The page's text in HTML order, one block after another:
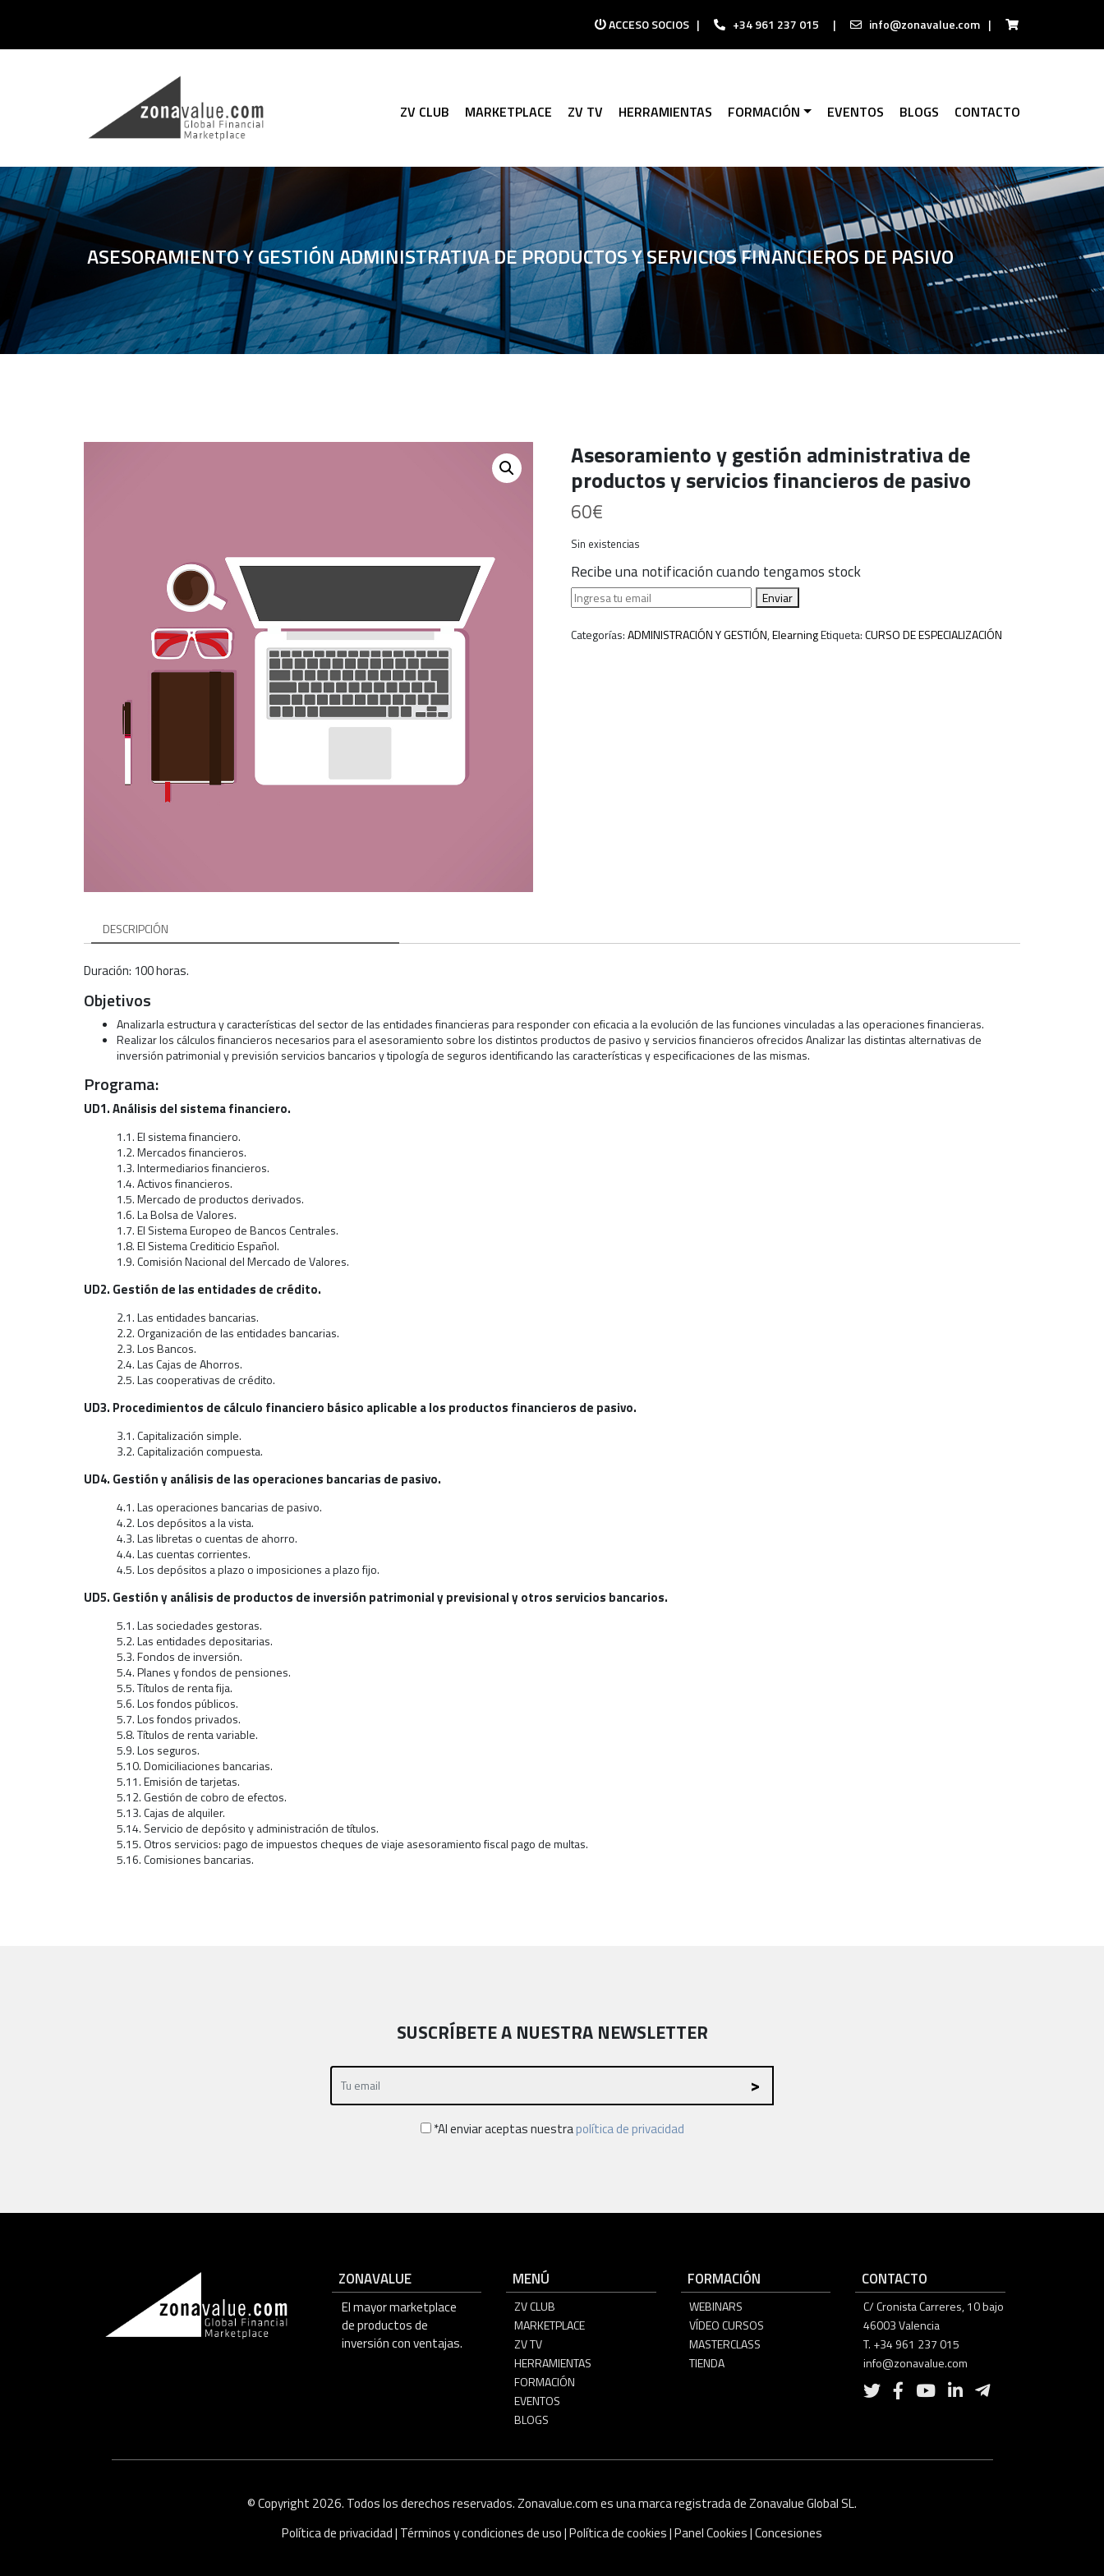
ACCESO SOCIOS | +34 961 237 015 | info@zonavalue.com |
ZV CLUB MARKETPLACE ZV TV HERRAMIENTAS FORMACIÓN EVENTOS BLOGS CONTACTO
ASESORAMIENTO Y GESTIÓN ADMINISTRATIVA DE PRODUCTOS Y SERVICIOS FINANCIEROS DE PASIVO
Asesoramiento y gestión administrativa de
productos y servicios financieros de pasivo
60€
Sin existencias
Recibe una notificación cuando tengamos stock
Enviar
Categorías:ADMINISTRACIÓN Y GESTIÓN,ElearningEtiqueta:CURSO DE ESPECIALIZACIÓN
DESCRIPCIÓN
Duración: 100 horas.
Objetivos
Analizarla estructura y características del sector de las entidades financieras para responder con eficacia a la evolución de las funciones vinculadas a las operaciones financieras.
Realizar los cálculos financieros necesarios para el asesoramiento sobre los distintos productos de pasivo y servicios financieros ofrecidos Analizar las distintas alternativas de
inversión patrimonial y previsión servicios bancarios y tipología de seguros identificando las características y especificaciones de las mismas.
Programa:
UD1. Análisis del sistema financiero.
1.1. El sistema financiero.
1.2. Mercados financieros.
1.3. Intermediarios financieros.
1.4. Activos financieros.
1.5. Mercado de productos derivados.
1.6. La Bolsa de Valores.
1.7. El Sistema Europeo de Bancos Centrales.
1.8. El Sistema Crediticio Español.
1.9. Comisión Nacional del Mercado de Valores.
UD2. Gestión de las entidades de crédito.
2.1. Las entidades bancarias.
2.2. Organización de las entidades bancarias.
2.3. Los Bancos.
2.4. Las Cajas de Ahorros.
2.5. Las cooperativas de crédito.
UD3. Procedimientos de cálculo financiero básico aplicable a los productos financieros de pasivo.
3.1. Capitalización simple.
3.2. Capitalización compuesta.
UD4. Gestión y análisis de las operaciones bancarias de pasivo.
4.1. Las operaciones bancarias de pasivo.
4.2. Los depósitos a la vista.
4.3. Las libretas o cuentas de ahorro.
4.4. Las cuentas corrientes.
4.5. Los depósitos a plazo o imposiciones a plazo fijo.
UD5. Gestión y análisis de productos de inversión patrimonial y previsional y otros servicios bancarios.
5.1. Las sociedades gestoras.
5.2. Las entidades depositarias.
5.3. Fondos de inversión.
5.4. Planes y fondos de pensiones.
5.5. Títulos de renta fija.
5.6. Los fondos públicos.
5.7. Los fondos privados.
5.8. Títulos de renta variable.
5.9. Los seguros.
5.10. Domiciliaciones bancarias.
5.11. Emisión de tarjetas.
5.12. Gestión de cobro de efectos.
5.13. Cajas de alquiler.
5.14. Servicio de depósito y administración de títulos.
5.15. Otros servicios: pago de impuestos cheques de viaje asesoramiento fiscal pago de multas.
5.16. Comisiones bancarias.
SUSCRÍBETE A NUESTRA NEWSLETTER
*Al enviar aceptas nuestrapolítica de privacidad
ZONAVALUE
El mayor marketplace
de productos de
inversión con ventajas.
MENÚ
ZV CLUB
MARKETPLACE
ZV TV
HERRAMIENTAS
FORMACIÓN
EVENTOS
BLOGS
FORMACIÓN
WEBINARS
VÍDEO CURSOS
MASTERCLASS
TIENDA
CONTACTO
C/ Cronista Carreres, 10 bajo
46003 Valencia
T. +34 961 237 015
info@zonavalue.com
© Copyright 2026. Todos los derechos reservados. Zonavalue.com es una marca registrada de Zonavalue Global SL.
Política de privacidad| Términos y condiciones de uso|Política de cookies|Panel Cookies|Concesiones